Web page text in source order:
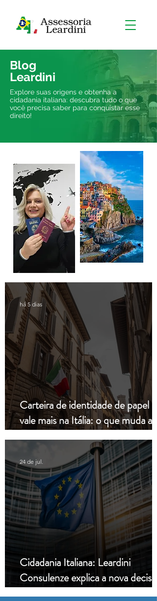
Blog
Leardini
Explore suas origens e obtenha a
cidadania italiana: descubra tudo o que
você precisa saber para conquistar esse
direito!
Carteira de identidade de papel
vale mais na Itália: o que muda a
há 5 dias
Cidadania Italiana: Leardini
Consulenze explica a nova decisão
da Corte Constitucional
24 de jul.